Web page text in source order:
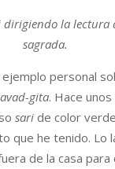
dirigiendo la lectura
sagrada.
personal
gita. Hace
sari de color
que he tenido. Lo
de la casa para